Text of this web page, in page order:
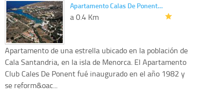
Apartamento Calas De Ponent…
a 0.4 Km
Apartamento de una estrella ubicado en la población de
Cala Santandria, en la isla de Menorca. El Apartamento
Club Cales De Ponent fué inaugurado en el año 1982 y
se reform&oac...